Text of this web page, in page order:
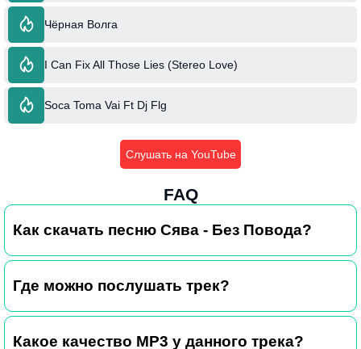
Чёрная Волга
I Can Fix All Those Lies (Stereo Love)
Soca Toma Vai Ft Dj Flg
Слушать на YouTube
FAQ
Как скачать песню Сява - Без Повода?
Где можно послушать трек?
Какое качество MP3 у данного трека?